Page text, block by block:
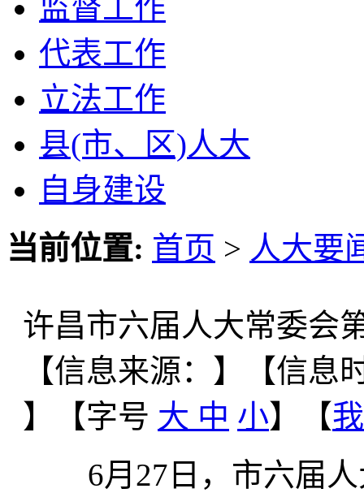
监督工作
代表工作
立法工作
县(市、区)人大
自身建设
当前位置: 首页 > 人大要
许昌市六届人大常委会
【信息来源： 】
【信息
】【字号 大 中 小】【
6月27日，市六届人